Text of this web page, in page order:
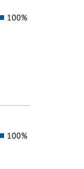
100%
100%